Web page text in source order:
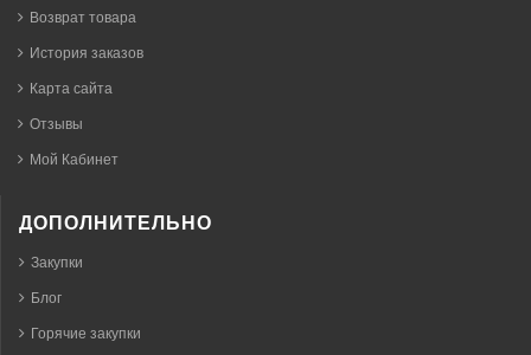
Возврат товара
История заказов
Карта сайта
Отзывы
Мой Кабинет
ДОПОЛНИТЕЛЬНО
Закупки
Блог
Горячие закупки